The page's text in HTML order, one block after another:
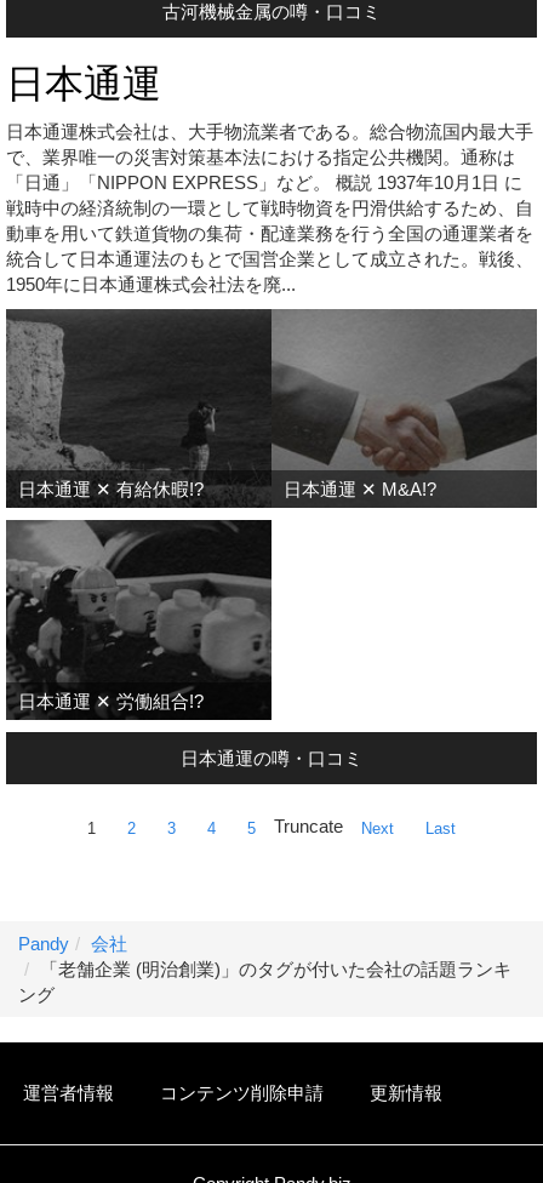
古河機械金属の噂・口コミ
日本通運
日本通運株式会社は、大手物流業者である。総合物流国内最大手
で、業界唯一の災害対策基本法における指定公共機関。通称は
「日通」「NIPPON EXPRESS」など。 概説 1937年10月1日 に
戦時中の経済統制の一環として戦時物資を円滑供給するため、自
動車を用いて鉄道貨物の集荷・配達業務を行う全国の通運業者を
統合して日本通運法のもとで国営企業として成立された。戦後、
1950年に日本通運株式会社法を廃...
日本通運 ✕ 有給休暇!? 日本通運 ✕ M&A!?
日本通運 ✕ 労働組合!?
日本通運の噂・口コミ
1 2 3 4 5 Truncate Next Last
Pandy
会社
「老舗企業 (明治創業)」のタグが付いた会社の話題ランキ
ング
運営者情報 コンテンツ削除申請 更新情報